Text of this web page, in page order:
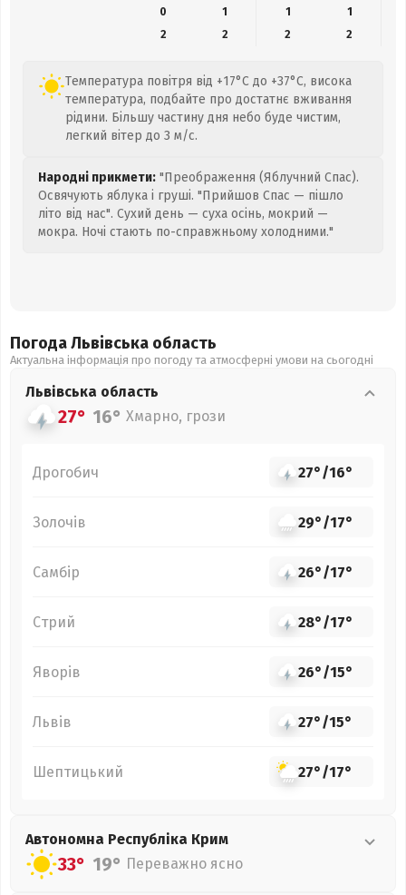
0
1 1
1
2
2 2 2
Температура повітря від +17°C до +37°C, висока
температура, подбайте про достатнє вживання
рідини. Більшу частину дня небо буде чистим,
легкий вітер до 3 м/с.
Народні прикмети: "Преображення (Яблучний Спас).
Освячують яблука і груші. "Прийшов Спас — пішло
літо від нас". Сухий день — суха осінь, мокрий —
мокра. Ночі стають по-справжньому холодними."
Погода Львівська область
Актуальна інформація про погоду та атмосферні умови на сьогодні
Львівська область
27° 16° Хмарно, грози
Дрогобич 27°/16°
Золочів 29°/17°
Самбір 26°/17°
Стрий 28°/17°
Яворів 26°/15°
Львів 27°/15°
Шептицький 27°/17°
Автономна Республіка Крим
33° 19° Переважно ясно